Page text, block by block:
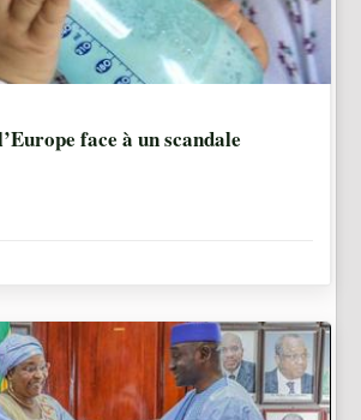
face à un scandale